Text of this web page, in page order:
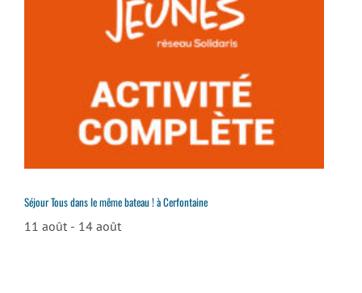
Séjour Tous dans le même bateau ! à Cerfontaine
11 août - 14 août